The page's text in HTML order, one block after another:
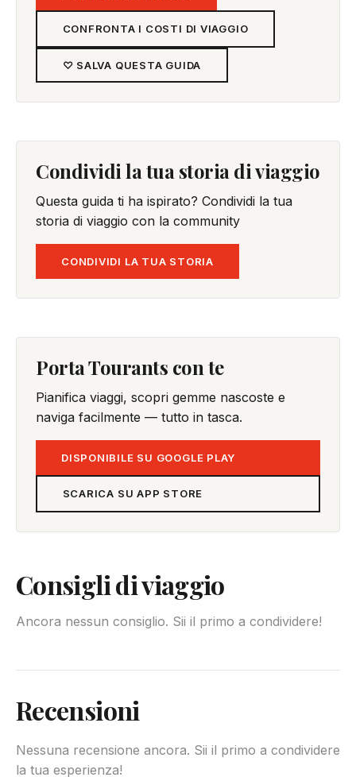
CONFRONTA I COSTI DI VIAGGIO
♡ SALVA QUESTA GUIDA
Condividi la tua storia di viaggio
Questa guida ti ha ispirato? Condividi la tua
storia di viaggio con la community
CONDIVIDI LA TUA STORIA
Porta Tourants con te
Pianifica viaggi, scopri gemme nascoste e
naviga facilmente — tutto in tasca.
DISPONIBILE SU GOOGLE PLAY
SCARICA SU APP STORE
Consigli di viaggio
Ancora nessun consiglio. Sii il primo a condividere!
Recensioni
Nessuna recensione ancora. Sii il primo a condividere
la tua esperienza!